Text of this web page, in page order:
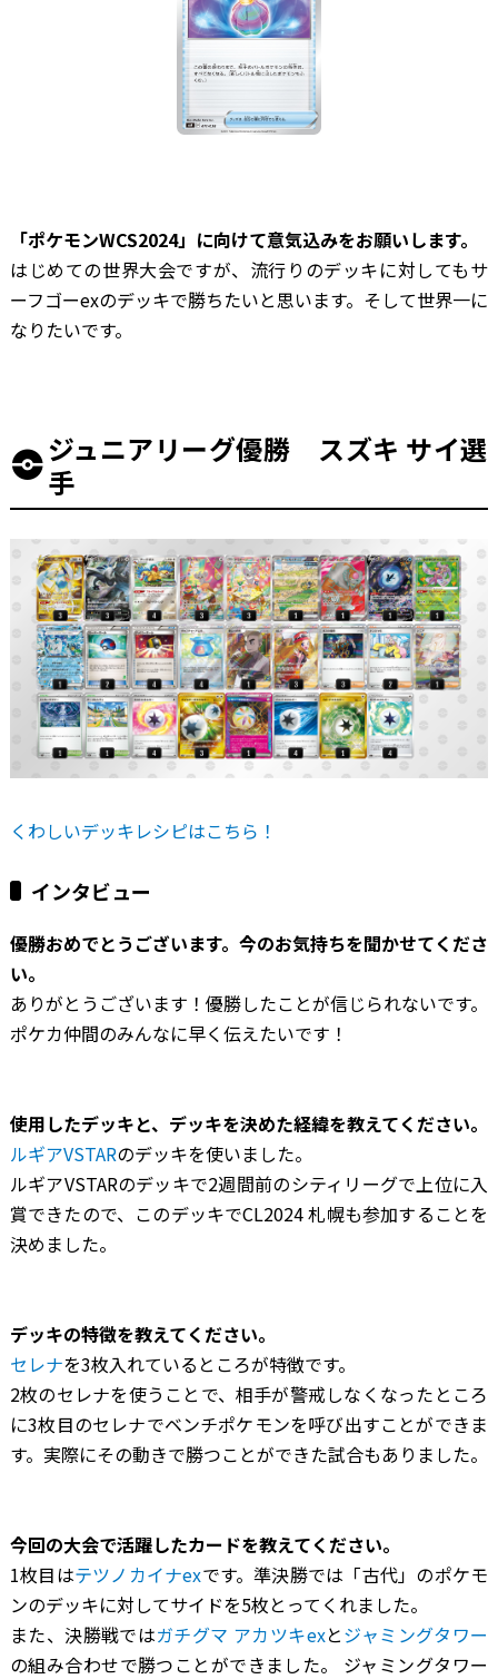
―――「ポケモンWCS2024」に向けて意気込みをお願いします。
はじめての世界大会ですが、流行りのデッキに対してもサ
ーフゴーexのデッキで勝ちたいと思います。そして世界一に
なりたいです。
ジュニアリーグ優勝 スズキ サイ選
手
くわしいデッキレシピはこちら！
インタビュー
―――優勝おめでとうございます。今のお気持ちを聞かせてくださ
い。
ありがとうございます！優勝したことが信じられないです。
ポケカ仲間のみんなに早く伝えたいです！
―――使用したデッキと、デッキを決めた経緯を教えてください。
ルギアVSTARのデッキを使いました。
ルギアVSTARのデッキで2週間前のシティリーグで上位に入
賞できたので、このデッキでCL2024 札幌も参加することを
決めました。
―――デッキの特徴を教えてください。
セレナを3枚入れているところが特徴です。
2枚のセレナを使うことで、相手が警戒しなくなったところ
に3枚目のセレナでベンチポケモンを呼び出すことができま
す。実際にその動きで勝つことができた試合もありました。
―――今回の大会で活躍したカードを教えてください。
1枚目はテツノカイナexです。準決勝では「古代」のポケモ
ンのデッキに対してサイドを5枚とってくれました。
また、決勝戦ではガチグマ アカツキexとジャミングタワー
の組み合わせで勝つことができました。 ジャミングタワー